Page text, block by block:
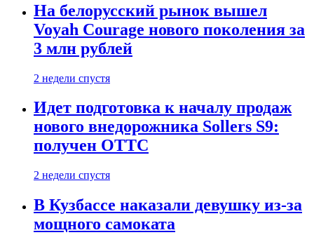
На белорусский рынок вышел
Voyah Courage нового поколения за
3 млн рублей
2 недели спустя
Идет подготовка к началу продаж
нового внедорожника Sollers S9:
получен ОТТС
2 недели спустя
В Кузбассе наказали девушку из-за
мощного самоката